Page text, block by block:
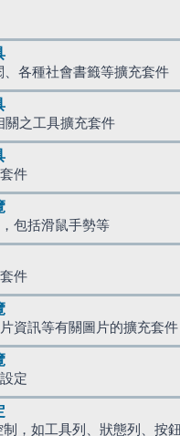
各種社會書籤等擴充套件
關之工具擴充套件
件
包括滑鼠手勢等
件
資訊等有關圖片的擴充套件
定
制，如工具列、狀態列、按